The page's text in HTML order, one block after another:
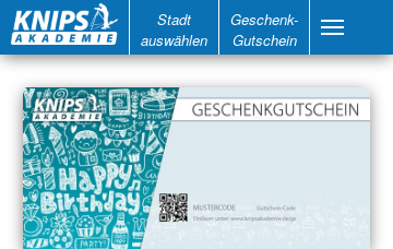
Stadt
auswählen
Geschenk-
Gutschein